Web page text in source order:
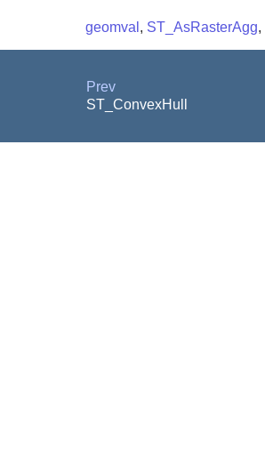
geomval , ST_AsRasterAgg,
Prev
ST_ConvexHull